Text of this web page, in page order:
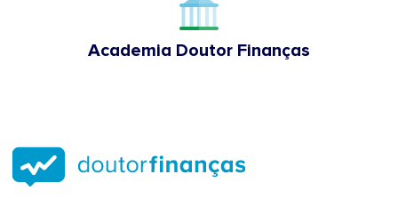
Academia Doutor Finanças